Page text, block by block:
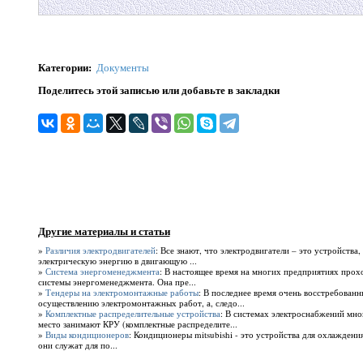
Категории: Документы
Поделитесь этой записью или добавьте в закладки
Другие материалы и статьи
» Различия электродвигателей: Все знают, что электродвигатели – это
электрическую энергию в двигающую ...
» Система энергоменеджмента: В настоящее время на многих предприятиях
системы энергоменеджмента. Она пре...
» Тендеры на электромонтажные работы: В последнее время очень
осуществлению электромонтажных работ, а, следо...
» Комплектные распределительные устройства: В системах электроснабжений
место занимают КРУ (комплектные распределите...
» Виды кондиционеров: Кондиционеры mitsubishi - это устройства для
они служат для по...